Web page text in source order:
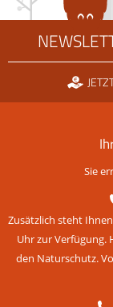
Sie
Zusätzlich steht
Uhr zur
den Naturschutz.